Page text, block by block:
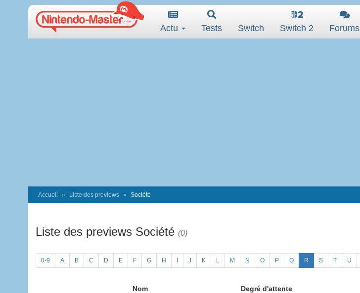
Actu Tests Switch Switch 2 Forums
Accueil Liste des previews Société
Liste des previews Société (0)
0-9 A B C D E F G H J K L M N O P Q R S T U
Nom Degré d'attente